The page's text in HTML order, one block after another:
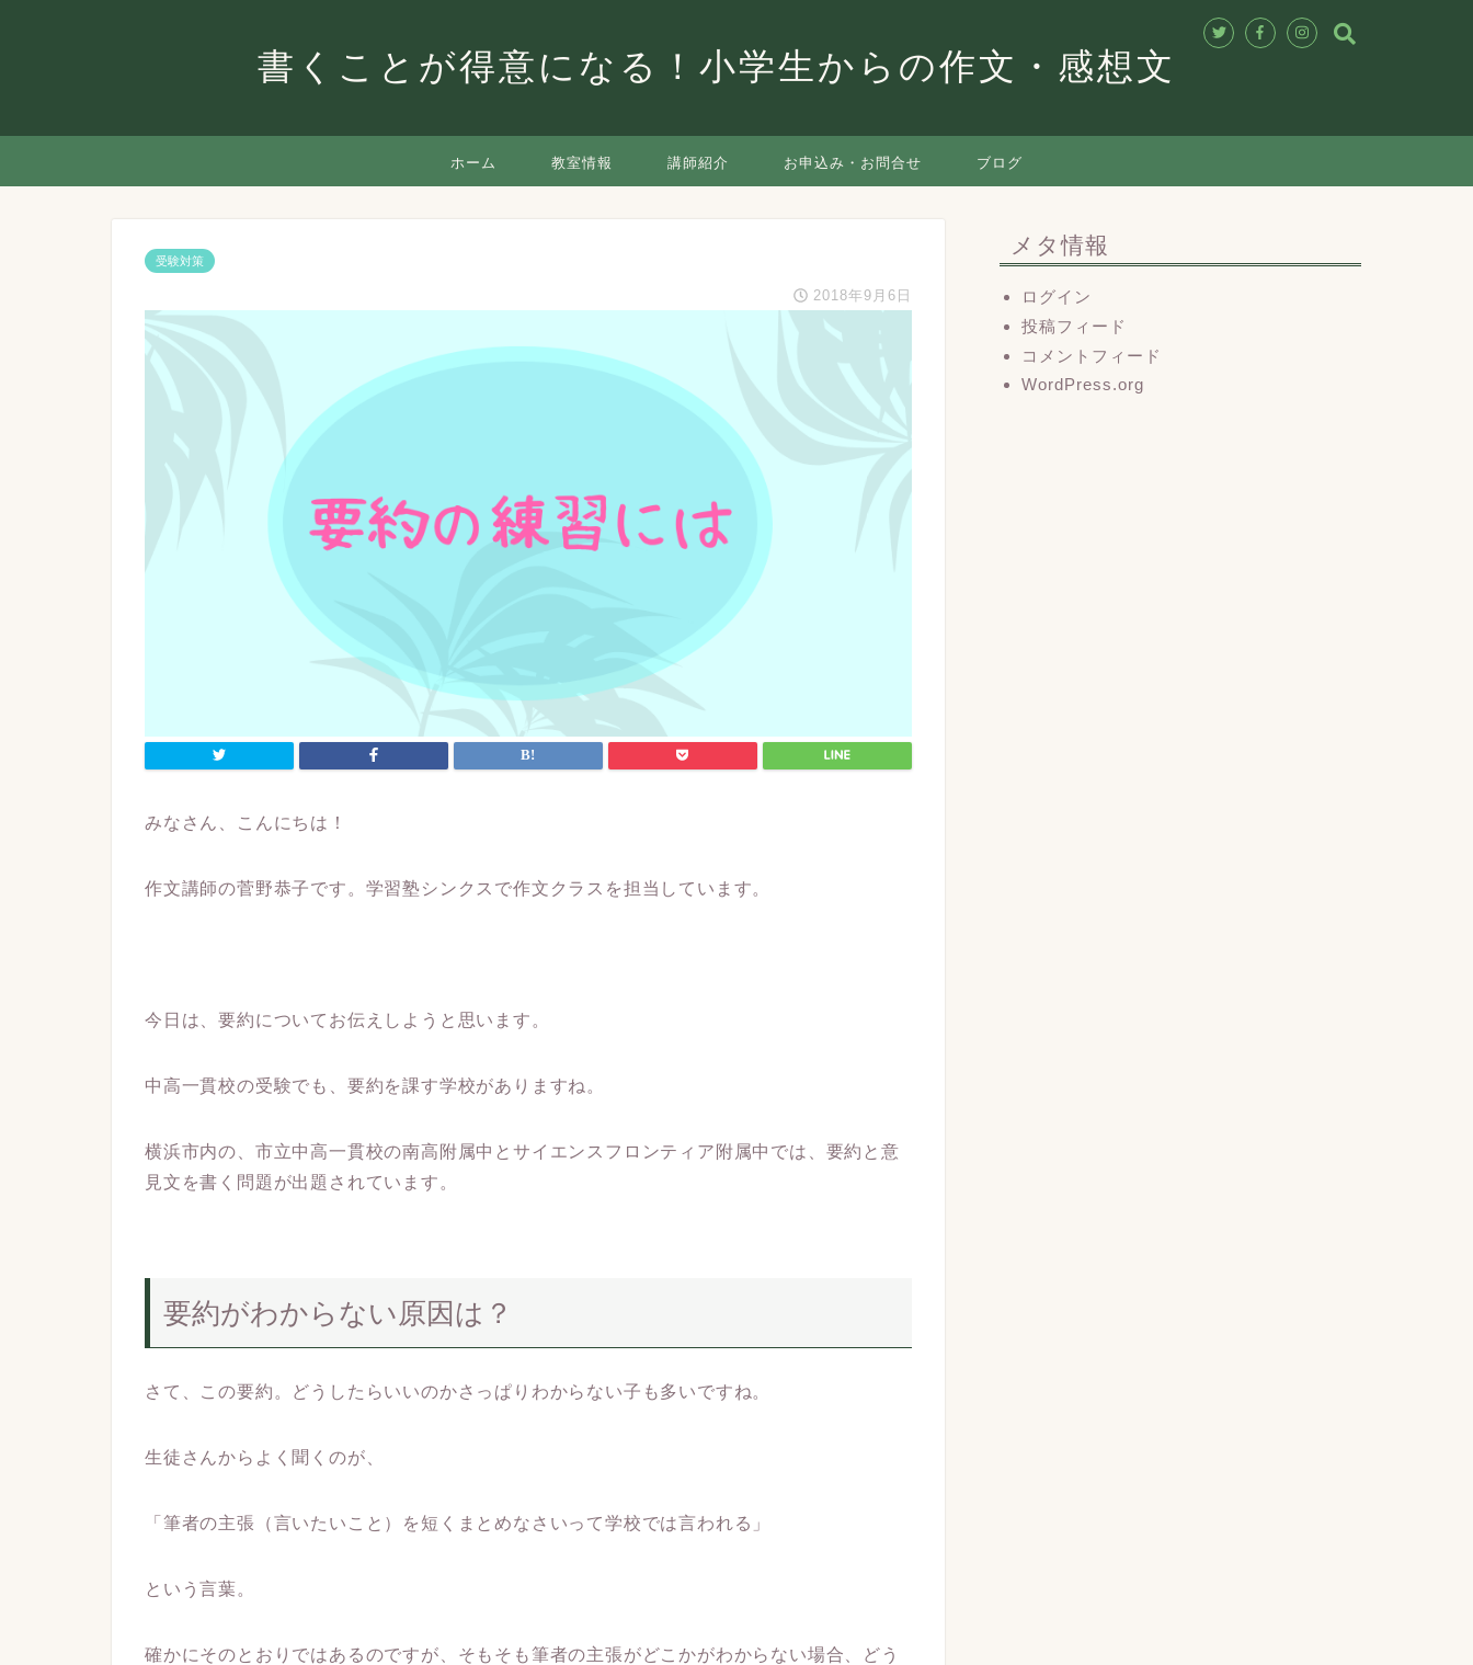
書くことが得意になる！小学生からの作文・感想文
ホーム 教室情報 講師紹介 お申込み・お問合せ ブログ
受験対策
2018年9月6日
みなさん、こんにちは！
作文講師の菅野恭子です。学習塾シンクスで作文クラスを担当しています。
今日は、要約についてお伝えしようと思います。
中高一貫校の受験でも、要約を課す学校がありますね。
横浜市内の、市立中高一貫校の南高附属中とサイエンスフロンティア附属中では、要約と意
見文を書く問題が出題されています。
要約がわからない原因は？
さて、この要約。どうしたらいいのかさっぱりわからない子も多いですね。
生徒さんからよく聞くのが、
「筆者の主張（言いたいこと）を短くまとめなさいって学校では言われる」
という言葉。
確かにそのとおりではあるのですが、そもそも筆者の主張がどこかがわからない場合、どう
メタ情報
ログイン
投稿フィード
コメントフィード
WordPress.org